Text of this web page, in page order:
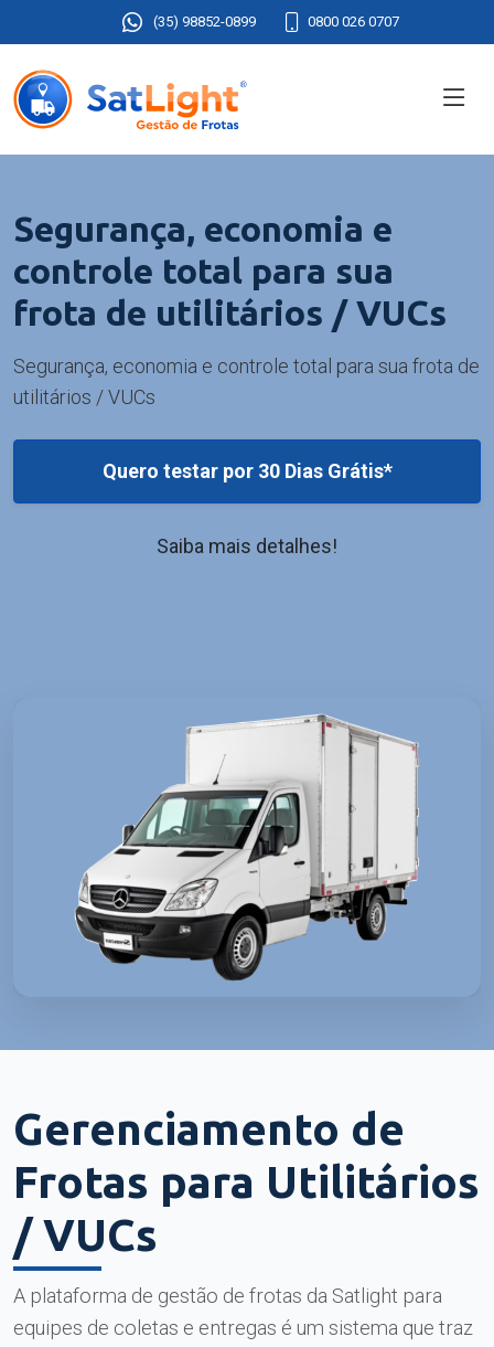
(35) 98852-0899 0800 026 0707
Segurança, economia e
controle total para sua
frota de utilitários / VUCs
Segurança, economia e controle total para sua frota de
utilitários / VUCs
Quero testar por 30 Dias Grátis*
Saiba mais detalhes!
Gerenciamento de
Frotas para Utilitários
/ VUCs
A plataforma de gestão de frotas da Satlight para
equipes de coletas e entregas é um sistema que traz